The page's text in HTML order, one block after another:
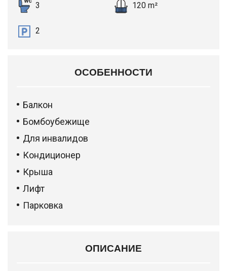
3 120 m²
2
ОСОБЕННОСТИ
Балкон
Бомбоубежище
Для инвалидов
Кондиционер
Крыша
Лифт
Парковка
ОПИСАНИЕ